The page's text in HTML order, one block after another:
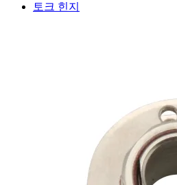
토크 힌지